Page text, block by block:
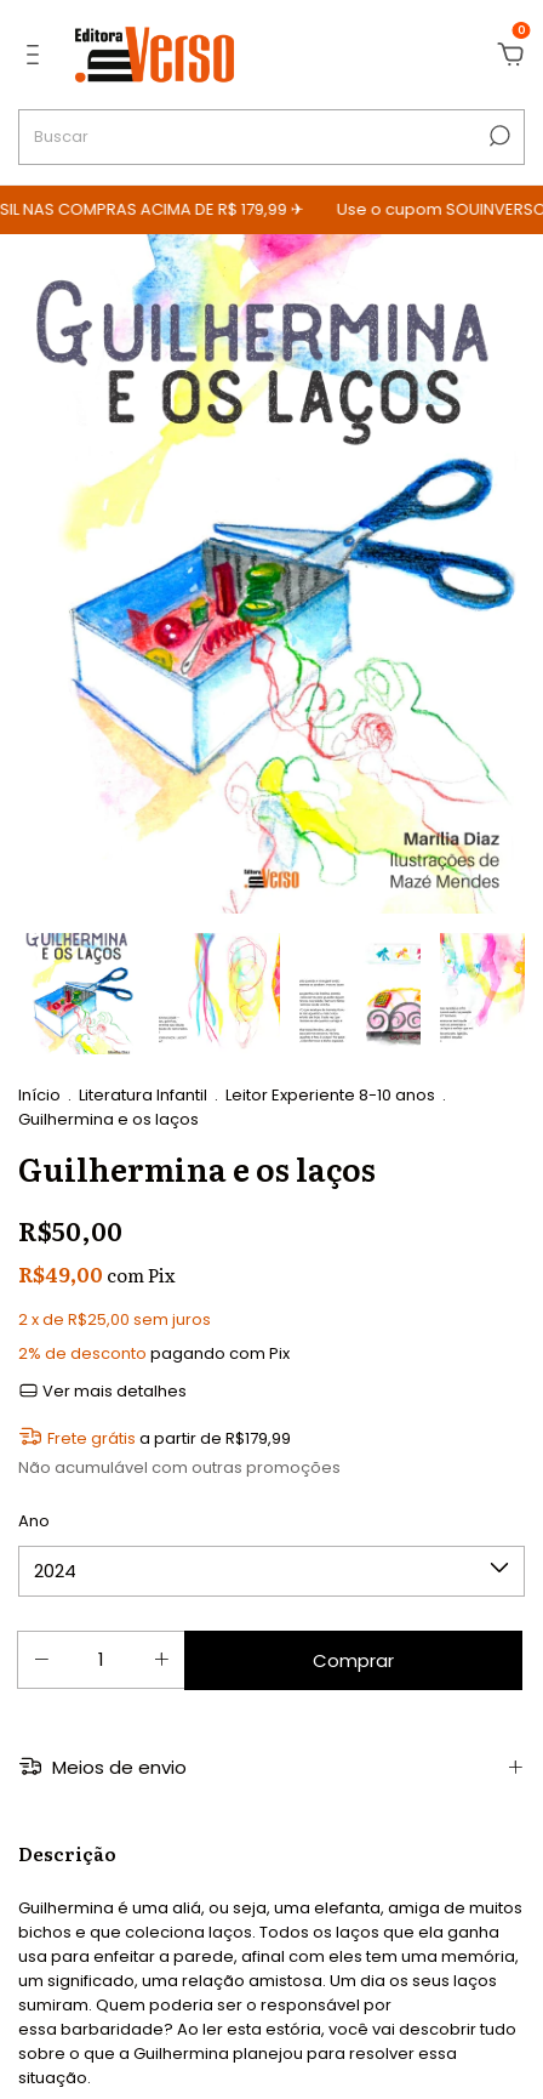
0
NAS COMPRAS ACIMA DE R$ 179,99 ✈ Use o cupom SOUINVERSO
Início . Literatura Infantil . Leitor Experiente 8-10 anos .
Guilhermina e os laços
Guilhermina e os laços
R$50,00
R$49,00 comPix
2x de R$25,00 sem juros
2% de desconto pagando com Pix
Ver mais detalhes
Frete grátis a partir de R$179,99
Não acumulável com outras promoções
Ano
Meios de envio
Descrição
Guilhermina é uma aliá, ou seja, uma elefanta, amiga de muitos
bichos e que coleciona laços. Todos os laços que ela ganha
usa para enfeitar a parede, afinal com eles tem uma memória,
um significado, uma relação amistosa. Um dia os seus laços
sumiram. Quem poderia ser o responsável por
essa barbaridade? Ao ler esta estória, você vai descobrir tudo
sobre o que a Guilhermina planejou para resolver essa
situação.